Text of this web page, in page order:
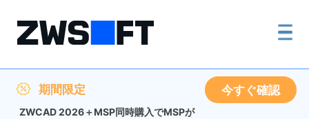
期間限定
ZWCAD 2026＋MSP同時購入でMSPが
今すぐ確認